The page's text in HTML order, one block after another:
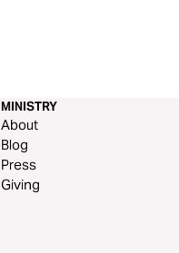
MINISTRY
About
Blog
Press
Giving